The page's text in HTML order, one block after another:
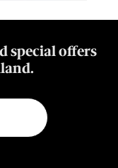
special offers